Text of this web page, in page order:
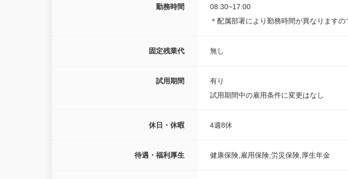
勤務時間
08:30~17:00
＊配属部署により勤務時間が異なります
固定残業代 無し
試用期間
有り
試用期間中の雇用条件に変更はなし
休日・休暇 4週8休
待遇・福利厚生 健康保険,雇用保険,労災保険,厚生年金